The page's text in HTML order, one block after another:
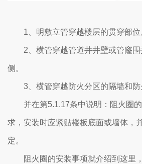
1、明敷立管穿越楼层的贯穿部位
2、横管穿越管道井井壁或管窿
侧。
3、横管穿越防火分区的隔墙和防
并在第5.1.17条中说明：阻火圈
求，安装时应紧贴楼板底面或墙体，
定。
阻火圈的安装事项就介绍到这里